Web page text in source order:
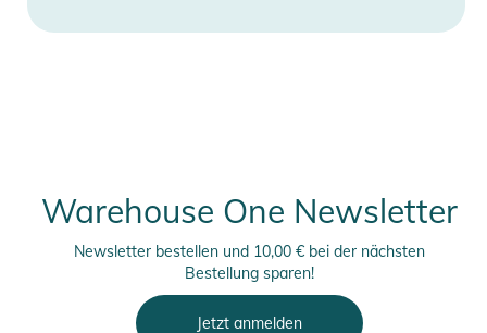
Warehouse One Newsletter
Newsletter bestellen und 10,00 € bei der nächsten
Bestellung sparen!
Jetzt anmelden